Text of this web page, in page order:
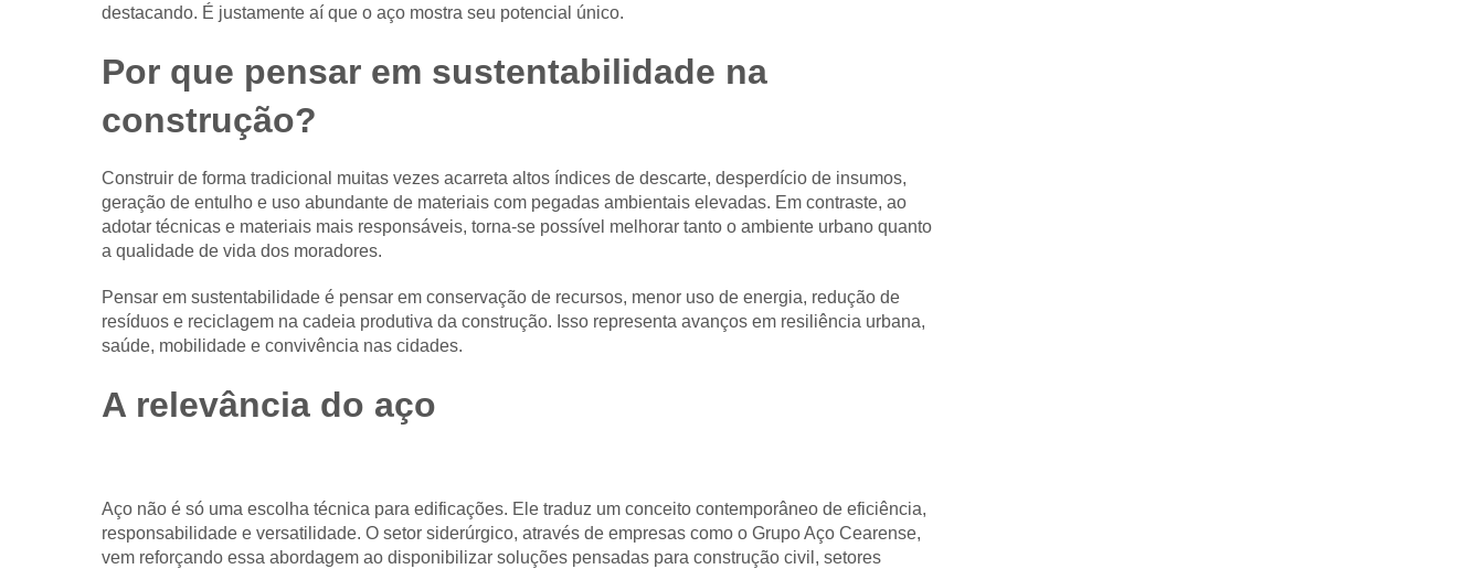
destacando. É justamente aí que o aço mostra seu potencial único.
Por que pensar em sustentabilidade na
construção?
Construir de forma tradicional muitas vezes acarreta altos índices de descarte, desperdício de insumos,
geração de entulho e uso abundante de materiais com pegadas ambientais elevadas. Em contraste, ao
adotar técnicas e materiais mais responsáveis, torna-se possível melhorar tanto o ambiente urbano quanto
a qualidade de vida dos moradores.
Pensar em sustentabilidade é pensar em conservação de recursos, menor uso de energia, redução de
resíduos e reciclagem na cadeia produtiva da construção. Isso representa avanços em resiliência urbana,
saúde, mobilidade e convivência nas cidades.
A relevância do aço
Aço não é só uma escolha técnica para edificações. Ele traduz um conceito contemporâneo de eficiência,
responsabilidade e versatilidade. O setor siderúrgico, através de empresas como o Grupo Aço Cearense,
vem reforçando essa abordagem ao disponibilizar soluções pensadas para construção civil, setores